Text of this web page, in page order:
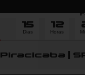
Piracicaba |
15
Dias
12
Horas